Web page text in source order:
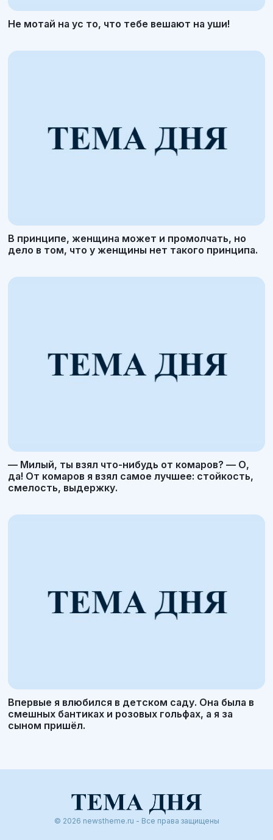
Не мотай на ус то, что тебе вешают на уши!
В принципе, женщина может и промолчать, но
дело в том, что у женщины нет такого принципа.
— Милый, ты взял что-нибудь от комаров? — О,
да! От комаров я взял самое лучшее: стойкость,
смелость, выдержку.
Впервые я влюбился в детском саду. Она была в
смешных бантиках и розовых гольфах, а я за
сыном пришёл.
© 2026 newstheme.ru - Все права защищены